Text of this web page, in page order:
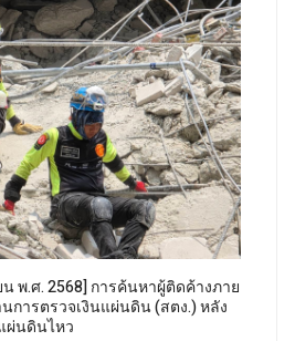
พ.ศ. 2568] การค้นหาผู้ติดค้างภาย
การตรวจเงินแผ่นดิน (สตง.) หลัง
ผ่นดินไหว